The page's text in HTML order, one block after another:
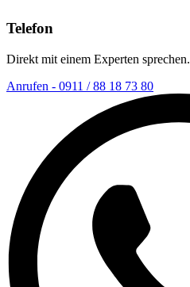
Telefon
Direkt mit einem Experten sprechen.
Anrufen - 0911 / 88 18 73 80